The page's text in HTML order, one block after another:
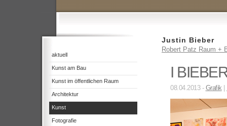
aktuell
Kunst am Bau
Kunst im öffentlichen Raum
Architektur
Kunst
Fotografie
Justin Bieber
Robert Patz Raum +
I
08.04.2013 - Grafik